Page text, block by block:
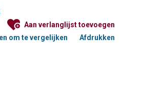
die goed is te combineren met een
stof bestaat uit 57% katoen 43%
Aan verlanglijst toevoegen
om te vergelijken
Afdrukken